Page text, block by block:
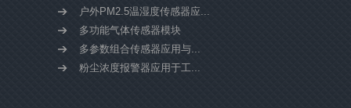
户外PM2.5温湿度传感器应...
多功能气体传感器模块
多参数组合传感器应用与...
粉尘浓度报警器应用于工...